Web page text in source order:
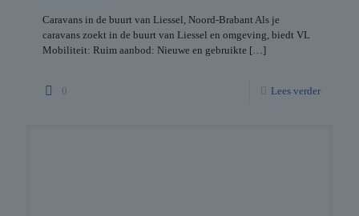
Caravans in de buurt van Liessel, Noord-Brabant Als je
caravans zoekt in de buurt van Liessel en omgeving, biedt VL
Mobiliteit: Ruim aanbod: Nieuwe en gebruikte […]
0 Lees verder